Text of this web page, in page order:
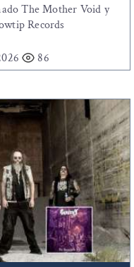
The Mother Void y
Records
86